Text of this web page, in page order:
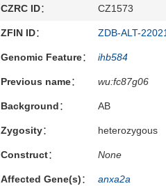
CZRC ID： CZ1573
ZFIN ID： ZDB-ALT-
Genomic Feature： ihb584
Previous name： wu:fc87g06
Background： AB
Zygosity： heterozygous
Construct： None
Affected Gene(s)： anxa2a